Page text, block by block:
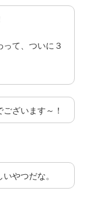
て、ついに３
ざいます～！
やつだな。